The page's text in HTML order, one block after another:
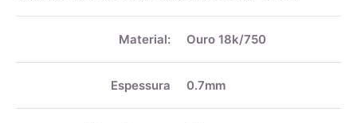
Material: Ouro 18k/750
Espessura 0.7mm